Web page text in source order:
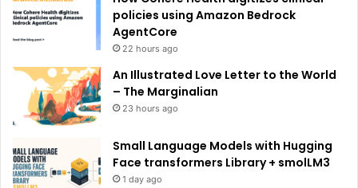
policies using Amazon Bedrock
AgentCore
22 hours ago
An Illustrated Love Letter to the World
– The Marginalian
23 hours ago
Small Language Models with Hugging
Face transformers Library + smolLM3
1 day ago